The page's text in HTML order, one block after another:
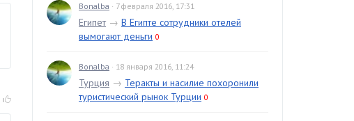
Bonalba · 7 февраля 2016, 17:31
Египет→ В Египте сотрудники отелей
вымогают деньги 0
Bonalba · 18 января 2016, 11:24
Турция → Теракты и насилие похоронили
туристический рынок Турции 0